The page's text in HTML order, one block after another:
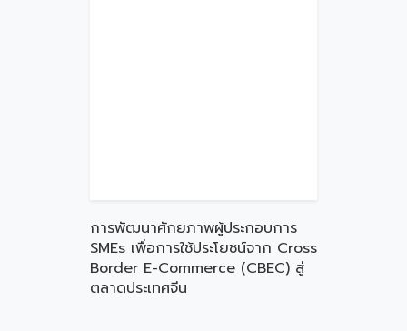
การพัฒนาศักยภาพผู้ประกอบการ
SMEs เพื่อการใช้ประโยชน์จาก Cross
Border E-Commerce (CBEC) สู่
ตลาดประเทศจีน